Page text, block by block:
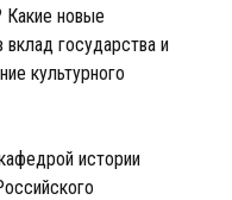
Какие новые
вклад государства и
культурного
истории